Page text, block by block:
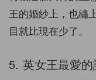
王的婚紗上，也繡
目就比現在少了。
5. 英女王最愛